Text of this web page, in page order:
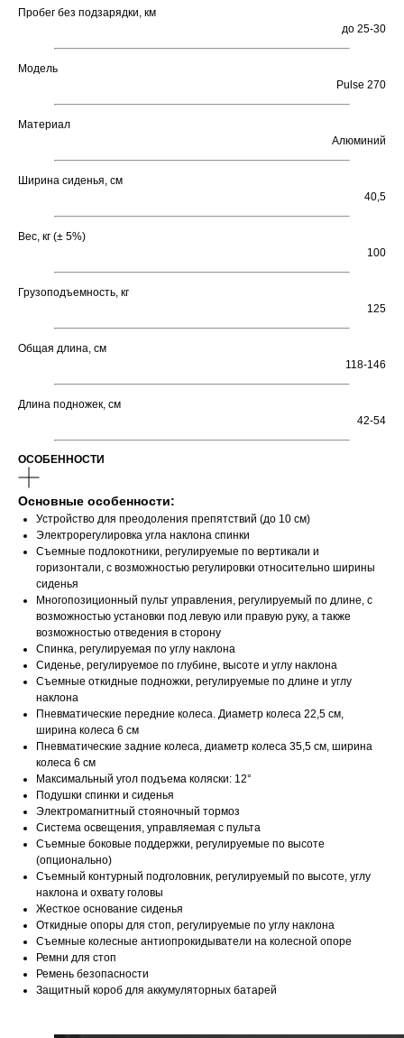
Пробег без подзарядки, км
до 25-30
Модель
Pulse 270
Материал
Алюминий
Ширина сиденья, см
40,5
Вес, кг (± 5%)
100
Грузоподъемность, кг
125
Общая длина, см
118-146
Длина подножек, см
42-54
ОСОБЕННОСТИ
Основные особенности:
Устройство для преодоления препятствий (до 10 см)
Электрорегулировка угла наклона спинки
Съемные подлокотники, регулируемые по вертикали и
горизонтали, с возможностью регулировки относительно ширины
сиденья
Многопозиционный пульт управления, регулируемый по длине, с
возможностью установки под левую или правую руку, а также
возможностью отведения в сторону
Спинка, регулируемая по углу наклона
Сиденье, регулируемое по глубине, высоте и углу наклона
Съемные откидные подножки, регулируемые по длине и углу
наклона
Пневматические передние колеса. Диаметр колеса 22,5 см,
ширина колеса 6 см
Пневматические задние колеса, диаметр колеса 35,5 см, ширина
колеса 6 см
Максимальный угол подъема коляски: 12°
Подушки спинки и сиденья
Электромагнитный стояночный тормоз
Система освещения, управляемая с пульта
Съемные боковые поддержки, регулируемые по высоте
(опционально)
Съемный контурный подголовник, регулируемый по высоте, углу
наклона и охвату головы
Жесткое основание сиденья
Откидные опоры для стоп, регулируемые по углу наклона
Съемные колесные антиопрокидыватели на колесной опоре
Ремни для стоп
Ремень безопасности
Защитный короб для аккумуляторных батарей